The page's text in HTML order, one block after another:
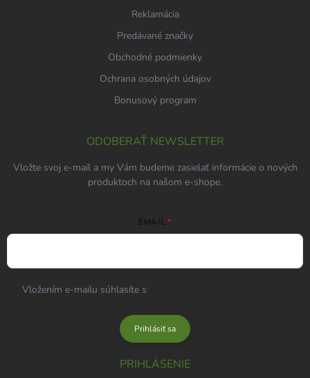
Reklamácia
Predávané značky
Obchodné podmienky
Ochrana osobných údajov
Bonusový program
ODOBERAŤ NEWSLETTER
Vložte svoj e-mail a my Vám budeme zasielať informácie o nových
produktoch na našom e-shope.
EMAIL
Vložením e-mailu súhlasíte s
Prihlásiť sa
PRIHLÁSENIE